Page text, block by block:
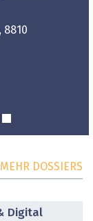
DOSSIERS
Digital